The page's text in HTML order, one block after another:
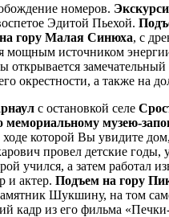
номеров.
Эдитой Пьехой.
гору Малая Синюха, с
мощным источником
открывается замечательный
окрестности, а также на
с остановкой селе
мемориальному музею-
ходе которой Вы увидите
провел детские годы,
учился, а затем работал
и актер. Подъем на гору
Шукшину, на том
кадр из его фильма